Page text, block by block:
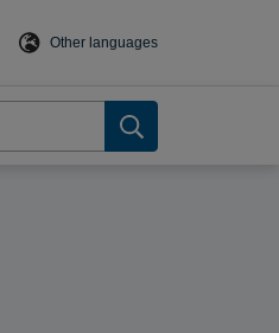
Other languages